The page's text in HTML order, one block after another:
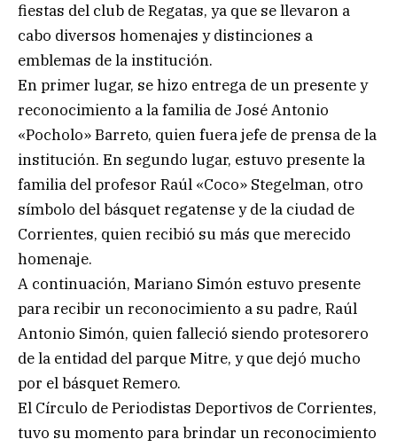
fiestas del club de Regatas, ya que se llevaron a
cabo diversos homenajes y distinciones a
emblemas de la institución.
En primer lugar, se hizo entrega de un presente y
reconocimiento a la familia de José Antonio
«Pocholo» Barreto, quien fuera jefe de prensa de la
institución. En segundo lugar, estuvo presente la
familia del profesor Raúl «Coco» Stegelman, otro
símbolo del básquet regatense y de la ciudad de
Corrientes, quien recibió su más que merecido
homenaje.
A continuación, Mariano Simón estuvo presente
para recibir un reconocimiento a su padre, Raúl
Antonio Simón, quien falleció siendo protesorero
de la entidad del parque Mitre, y que dejó mucho
por el básquet Remero.
El Círculo de Periodistas Deportivos de Corrientes,
tuvo su momento para brindar un reconocimiento